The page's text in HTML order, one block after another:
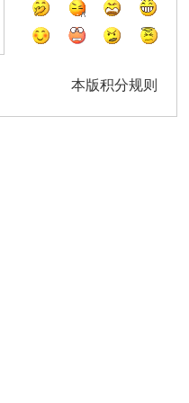
本版积分规则